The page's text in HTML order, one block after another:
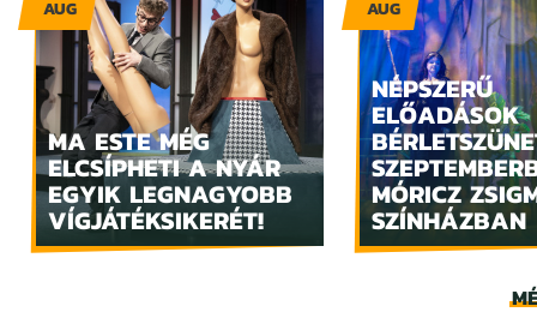
MA ESTE MÉG
ELCSÍPHETI A NYÁR
EGYIK LEGNAGYOBB
VÍGJÁTÉKSIKERÉT!
AUG
NÉPSZERŰ
ELŐADÁSOK
MÓRICZ
SZÍNHÁZBAN
AUG